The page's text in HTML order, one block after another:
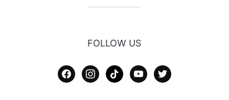
FOLLOW US
facebookinstagram
tiktok youtubetwitter